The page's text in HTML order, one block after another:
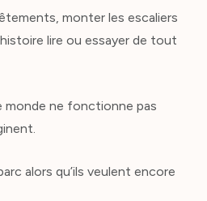
monter les escaliers
lire ou essayer de tout
monde ne fonctionne pas
alors qu’ils veulent encore